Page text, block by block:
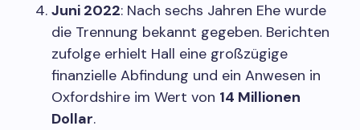
Juni 2022: Nach sechs Jahren Ehe wurde
die Trennung bekannt gegeben. Berichten
zufolge erhielt Hall eine großzügige
finanzielle Abfindung und ein Anwesen in
Oxfordshire im Wert von 14 Millionen
Dollar.